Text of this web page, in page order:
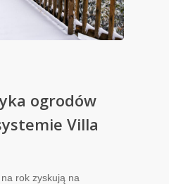
ogrodów
Villa
rok zyskują na